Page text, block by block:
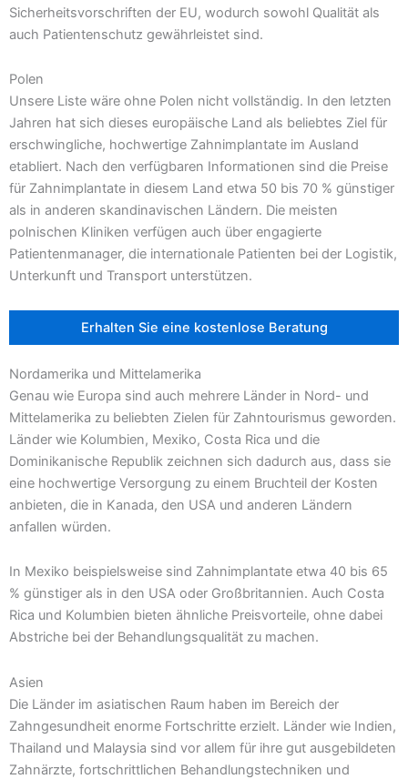
Sicherheitsvorschriften der EU, wodurch sowohl Qualität als
auch Patientenschutz gewährleistet sind.
Polen
Unsere Liste wäre ohne Polen nicht vollständig. In den letzten
Jahren hat sich dieses europäische Land als beliebtes Ziel für
erschwingliche, hochwertige Zahnimplantate im Ausland
etabliert. Nach den verfügbaren Informationen sind die Preise
für Zahnimplantate in diesem Land etwa 50 bis 70 % günstiger
als in anderen skandinavischen Ländern. Die meisten
polnischen Kliniken verfügen auch über engagierte
Patientenmanager, die internationale Patienten bei der Logistik,
Unterkunft und Transport unterstützen.
Erhalten Sie eine kostenlose Beratung
Nordamerika und Mittelamerika
Genau wie Europa sind auch mehrere Länder in Nord- und
Mittelamerika zu beliebten Zielen für Zahntourismus geworden.
Länder wie Kolumbien, Mexiko, Costa Rica und die
Dominikanische Republik zeichnen sich dadurch aus, dass sie
eine hochwertige Versorgung zu einem Bruchteil der Kosten
anbieten, die in Kanada, den USA und anderen Ländern
anfallen würden.
In Mexiko beispielsweise sind Zahnimplantate etwa 40 bis 65
% günstiger als in den USA oder Großbritannien. Auch Costa
Rica und Kolumbien bieten ähnliche Preisvorteile, ohne dabei
Abstriche bei der Behandlungsqualität zu machen.
Asien
Die Länder im asiatischen Raum haben im Bereich der
Zahngesundheit enorme Fortschritte erzielt. Länder wie Indien,
Thailand und Malaysia sind vor allem für ihre gut ausgebildeten
Zahnärzte, fortschrittlichen Behandlungstechniken und